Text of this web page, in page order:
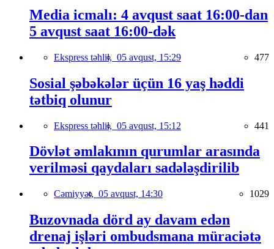
Media icmalı: 4 avqust saat 16:00-dan
5 avqust saat 16:00-dək
Ekspress təhlil, 05 avqust, 15:29 477
Sosial şəbəkələr üçün 16 yaş həddi
tətbiq olunur
Ekspress təhlil, 05 avqust, 15:12 441
Dövlət əmlakının qurumlar arasında
verilməsi qaydaları sadələşdirilib
Cəmiyyət, 05 avqust, 14:30 1029
Buzovnada dörd ay davam edən
drenaj işləri ombudsmana müraciətə